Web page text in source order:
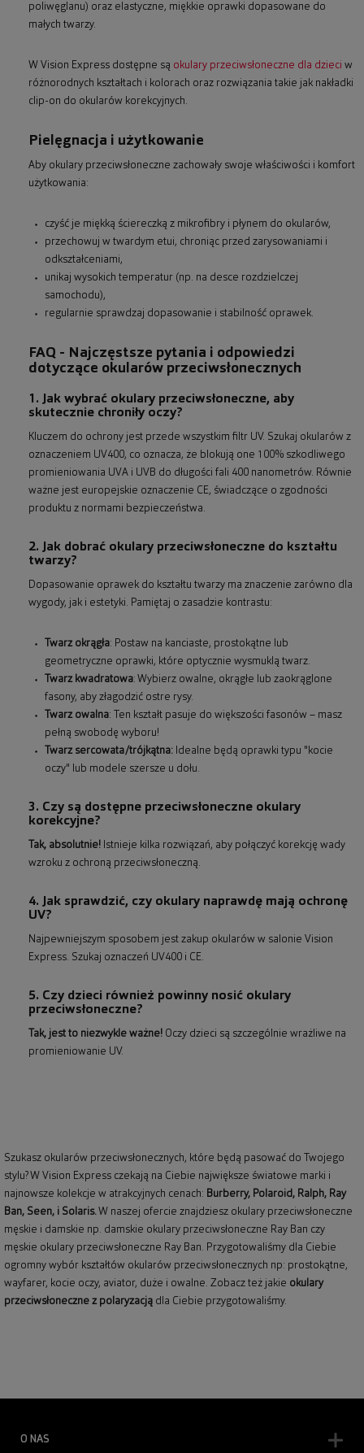
poliwęglanu) oraz elastyczne, miękkie oprawki dopasowane do
małych twarzy.
W Vision Express dostępne są okulary przeciwsłoneczne dla dzieci w
różnorodnych kształtach i kolorach oraz rozwiązania takie jak nakładki
clip-on do okularów korekcyjnych.
Pielęgnacja i użytkowanie
Aby okulary przeciwsłoneczne zachowały swoje właściwości i komfort
użytkowania:
czyść je miękką ściereczką z mikrofibry i płynem do okularów,
przechowuj w twardym etui, chroniąc przed zarysowaniami i
odkształceniami,
unikaj wysokich temperatur (np. na desce rozdzielczej
samochodu),
regularnie sprawdzaj dopasowanie i stabilność oprawek.
FAQ - Najczęstsze pytania i odpowiedzi
dotyczące okularów przeciwsłonecznych
1. Jak wybrać okulary przeciwsłoneczne, aby
skutecznie chroniły oczy?
Kluczem do ochrony jest przede wszystkim filtr UV. Szukaj okularów z
oznaczeniem UV400, co oznacza, że blokują one 100% szkodliwego
promieniowania UVA i UVB do długości fali 400 nanometrów. Równie
ważne jest europejskie oznaczenie CE, świadczące o zgodności
produktu z normami bezpieczeństwa.
2. Jak dobrać okulary przeciwsłoneczne do kształtu
twarzy?
Dopasowanie oprawek do kształtu twarzy ma znaczenie zarówno dla
wygody, jak i estetyki. Pamiętaj o zasadzie kontrastu:
Twarz okrągła: Postaw na kanciaste, prostokątne lub
geometryczne oprawki, które optycznie wysmuklą twarz.
Twarz kwadratowa: Wybierz owalne, okrągłe lub zaokrąglone
fasony, aby złagodzić ostre rysy.
Twarz owalna: Ten kształt pasuje do większości fasonów – masz
pełną swobodę wyboru!
Twarz sercowata/trójkątna: Idealne będą oprawki typu "kocie
oczy" lub modele szersze u dołu.
3. Czy są dostępne przeciwsłoneczne okulary
korekcyjne?
Tak, absolutnie! Istnieje kilka rozwiązań, aby połączyć korekcję wady
wzroku z ochroną przeciwsłoneczną.
4. Jak sprawdzić, czy okulary naprawdę mają ochronę
UV?
Najpewniejszym sposobem jest zakup okularów w salonie Vision
Express. Szukaj oznaczeń UV400 i CE.
5. Czy dzieci również powinny nosić okulary
przeciwsłoneczne?
Tak, jest to niezwykle ważne! Oczy dzieci są szczególnie wrażliwe na
promieniowanie UV.
Szukasz okularów przeciwsłonecznych, które będą pasować do Twojego
stylu? W Vision Express czekają na Ciebie największe światowe marki i
najnowsze kolekcje w atrakcyjnych cenach: Burberry, Polaroid , Ralph, Ray
Ban, Seen, i Solaris.W naszej ofercie znajdziesz okulary przeciwsłoneczne
męskie i damskie np. damskie okulary przeciwsłoneczne Ray Ban czy
męskie okulary przeciwsłoneczne Ray Ban. Przygotowaliśmy dla Ciebie
ogromny wybór kształtów okularów przeciwsłonecznych np: prostokątne,
wayfarer, kocie oczy, aviator, duże i owalne. Zobacz też jakie okulary
przeciwsłoneczne z polaryzacją dla Ciebie przygotowaliśmy.
O NAS